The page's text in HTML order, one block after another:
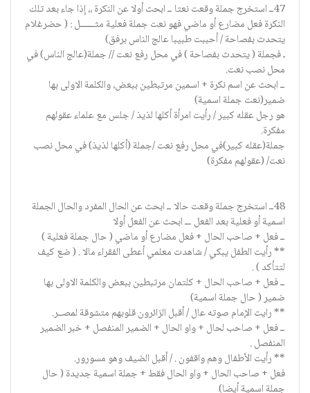
47ــ استخرج جملة وقعت نعتا ــ ابحث أولا عن النكرة ،، إذا جاء بعد تلك
النكرة فعل مضارع أو ماضي فهو نعت جملة فعلية مثـــــــل : ( حضرغلام
يتحدث بفصاحة / أحببت طبيبا عالج الناس برفق)
ـ فجملة ( يتحدث بفصاحة ) في محل رفع نعت // جملة(عالج الناس) في
محل نصب نعت.
ــ ابحث عن اسم نكرة + اسمين مرتبطين ببعض، والكلمة الاولى بها
ضمير(نعت جملة اسمية)
هو رجل عقله كبير / رأيت امرأة أكلها لذيذ / جلس مع علماء عقولهم
مفكرة.
جملة(عقله كبير)في محل رفع نعت /جملة (أكلها لذيذ) في محل نصب
نعت/ (عقولهم مفكرة)
48ــ استخرج جملة وقعت حالا ــ ابحث عن الحال المفرد والحال الجملة
اسمية أو فعلية بعد الفعل ـــ ابحث عن الفعل أولا
ــ فعل + صاحب الحال + فعل مضارع أو ماضي ( حال جملة فعلية )
** رأيت الطفل يبكي / شاهدت معلمي أعطى الفقراء مالا . ( ضع كيف
لتتأكد ) .
ــ فعل + صاحب الحال + كلتمان مرتبطين ببعض والكلمة الاولى بها
ضمير ( حال جملة اسمية)
** رايت الإمام صوته عال / أقبل الزائرون قلوبهم متشوقة لمصــر.
ــ فعل + صاحب لحال + واو الحال + الضمير المنفصل + خبر الضمير
المنفصل .
** رأيت الأطفال وهم واقفون . / أقبل الضيف وهو مسورور.
فعل + صاحب الحال + واو الحال فقط + جملة اسمية جديدة ( حال